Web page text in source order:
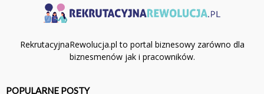
RekrutacyjnaRewolucja.pl to portal biznesowy zarówno dla
biznesmenów jak i pracowników.
POPULARNE POSTY